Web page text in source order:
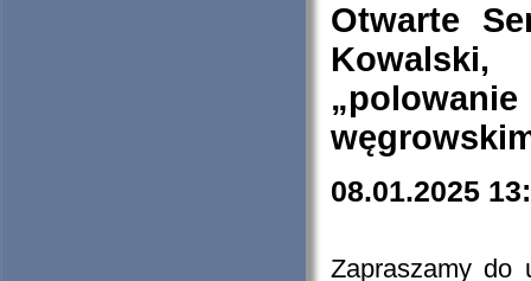
Otwarte
08.01.2025
Zapraszamy do